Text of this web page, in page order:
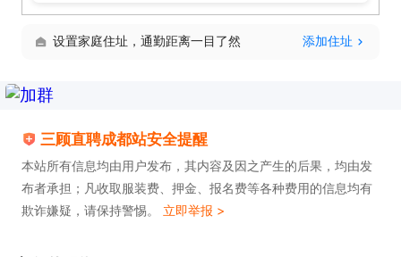
设置家庭住址，通勤距离一目了然 添加住址
三顾直聘成都站安全提醒
本站所有信息均由用户发布，其内容及因之产生的后果，均由发
布者承担；凡收取服装费、押金、报名费等各种费用的信息均有
欺诈嫌疑，请保持警惕。 立即举报 >